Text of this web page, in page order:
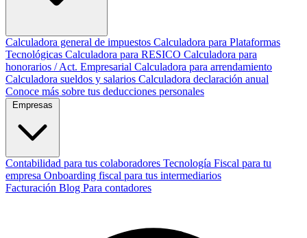
Calculadora general de impuestos Calculadora para Plataformas
Tecnológicas Calculadora para RESICO Calculadora para
honorarios / Act. Empresarial Calculadora para arrendamiento
Calculadora sueldos y salarios Calculadora declaración anual
Conoce más sobre tus deducciones personales
Contabilidad para tus colaboradores Tecnología Fiscal para tu
empresa Onboarding fiscal para tus intermediarios
Facturación Blog Para contadores